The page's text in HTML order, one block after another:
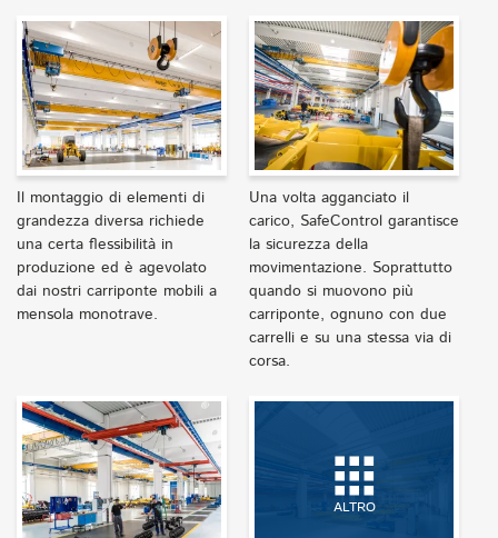
Il montaggio di elementi di
grandezza diversa richiede
una certa flessibilità in
produzione ed è agevolato
dai nostri carriponte mobili a
mensola monotrave.
Una volta agganciato il
carico, SafeControl garantisce
la sicurezza della
movimentazione. Soprattutto
quando si muovono più
carriponte, ognuno con due
carrelli e su una stessa via di
corsa.
ALTRO